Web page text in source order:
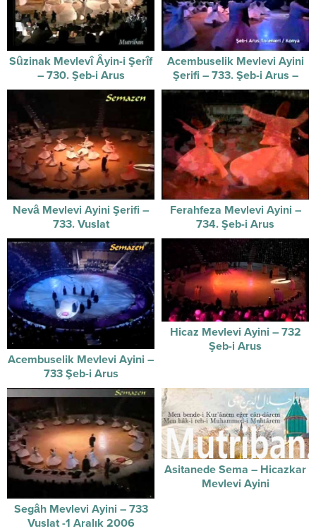
Sûzinak Mevlevî Âyin-i Şerîf
– 730. Şeb-i Arus
Acembuselik Mevlevi Ayini
Şerifi – 733. Şeb-i Arus –
TRT
Nevâ Mevlevi Ayini Şerifi –
733. Vuslat
Ferahfeza Mevlevi Ayini –
734. Şeb-i Arus
Acembuselik Mevlevi Ayini –
733 Şeb-i Arus
Hicaz Mevlevi Ayini – 732
Şeb-i Arus
Segâh Mevlevi Ayini – 733
Vuslat -1 Aralık 2006
Asitanede Sema – Hicazkar
Mevlevi Ayini